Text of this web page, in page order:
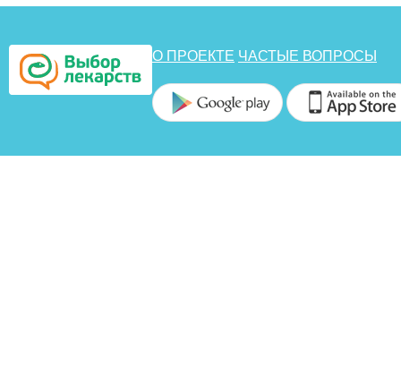
О ПРОЕКТЕ ЧАСТЫЕ ВОПРОСЫ